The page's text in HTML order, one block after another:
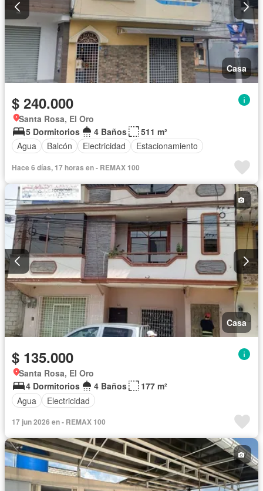
Casa
$ 240.000
Santa Rosa, El Oro
5 Dormitorios
4 Baños
511 m²
Agua
Balcón Electricidad Estacionamiento
Hace 6 días, 17 horas en - REMAX 100
Casa
$ 135.000
Santa Rosa, El Oro
4 Dormitorios
4 Baños
177 m²
Agua
Electricidad
17 jun 2026 en - REMAX 100